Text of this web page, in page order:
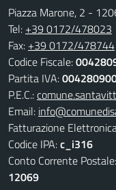
Piazza Marone, 2 -
Tel: +39 0172/478023
Fax: +39 0172/478744
Codice Fiscale:
Partita IVA:
P.E.C.:
Email:
Fatturazione
Codice IPA:c_i316
Conto Corrente Postale:
12069